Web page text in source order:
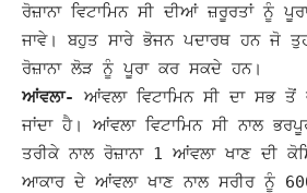
ਰੋਜ਼ਾਨਾ ਵਿਟਾਮਿਨ ਸੀ ਦੀਆਂ ਜ਼ਰੂਰਤਾਂ ਨੂੰ
ਜਾਵੇ। ਬਹੁਤ ਸਾਰੇ ਭੋਜਨ ਪਦਾਰਥ ਹਨ ਜੋ
ਰੋਜ਼ਾਨਾ ਲੋੜ ਨੂੰ ਪੂਰਾ ਕਰ ਸਕਦੇ ਹਨ।
ਆਂਵਲਾ-
ਆਂਵਲਾ ਵਿਟਾਮਿਨ ਸੀ ਦਾ ਸਭ
ਜਾਂਦਾ ਹੈ। ਆਂਵਲਾ ਵਿਟਾਮਿਨ ਸੀ ਨਾਲ
ਤਰੀਕੇ ਨਾਲ ਰੋਜ਼ਾਨਾ 1 ਆਂਵਲਾ ਖਾਣ ਦੀ
ਆਕਾਰ ਦੇ ਆਂਵਲਾ ਖਾਣ ਨਾਲ ਸਰੀਰ ਨੂੰ